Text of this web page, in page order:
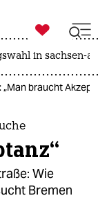

taz zahl ich
in sachsen-
braucht
Wie
Bremen